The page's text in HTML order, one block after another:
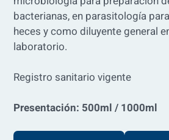
bacterianas, en parasitología
heces y como diluyente general
laboratorio.
Registro sanitario vigente
Presentación: 500ml / 1000ml